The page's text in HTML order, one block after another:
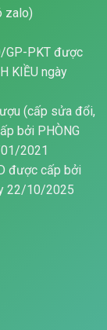
zalo)
GP-PKT được
KIỀU ngày
(cấp sửa đổi,
bởi PHÒNG
2021
được cấp bởi
22/10/2025